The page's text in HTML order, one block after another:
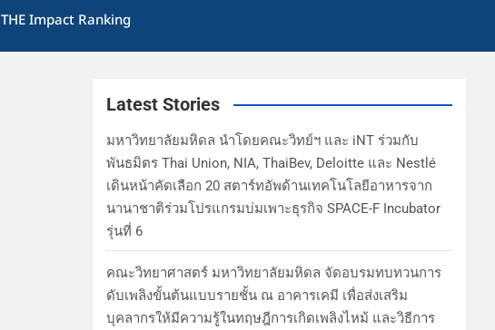
THE Impact Ranking
Latest Stories
มหาวิทยาลัยมหิดล นำโดยคณะวิทย์ฯ และ iNT ร่วมกับ
พันธมิตร Thai Union, NIA, ThaiBev, Deloitte และ Nestlé
เดินหน้าคัดเลือก 20 สตาร์ทอัพด้านเทคโนโลยีอาหารจาก
นานาชาติร่วมโปรแกรมบ่มเพาะธุรกิจ SPACE-F Incubator
รุ่นที่ 6
คณะวิทยาศาสตร์ มหาวิทยาลัยมหิดล จัดอบรมทบทวนการ
ดับเพลิงขั้นต้นแบบรายชั้น ณ อาคารเคมี เพื่อส่งเสริม
บุคลากรให้มีความรู้ในทฤษฎีการเกิดเพลิงไหม้ และวิธีการ